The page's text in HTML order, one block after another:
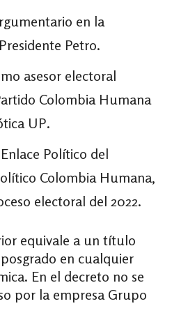
en la
Petro.
asesor electoral
Colombia Humana
UP.
Político del
Colombia Humana,
electoral del 2022.
equivale a un título
en cualquier
En el decreto no se
por la empresa Grupo